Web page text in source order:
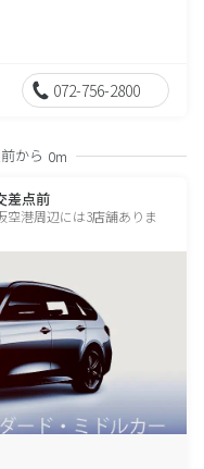
072-756-2800
から 0m
差点前
港周辺には3店舗ありま